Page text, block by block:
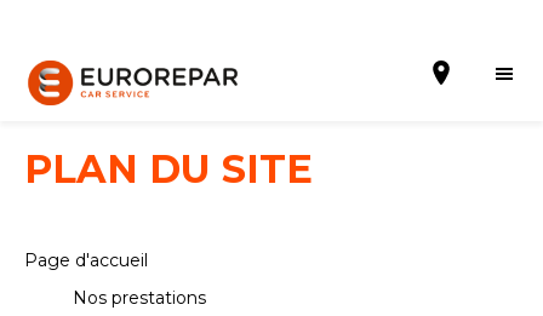
Prendre un rendez-vous
Notre enseigne
PLAN DU SITE
Page d'accueil
Nos prestations